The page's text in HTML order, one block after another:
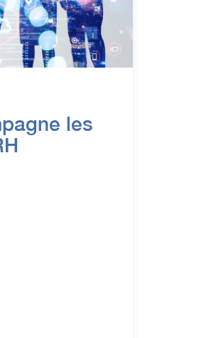
les